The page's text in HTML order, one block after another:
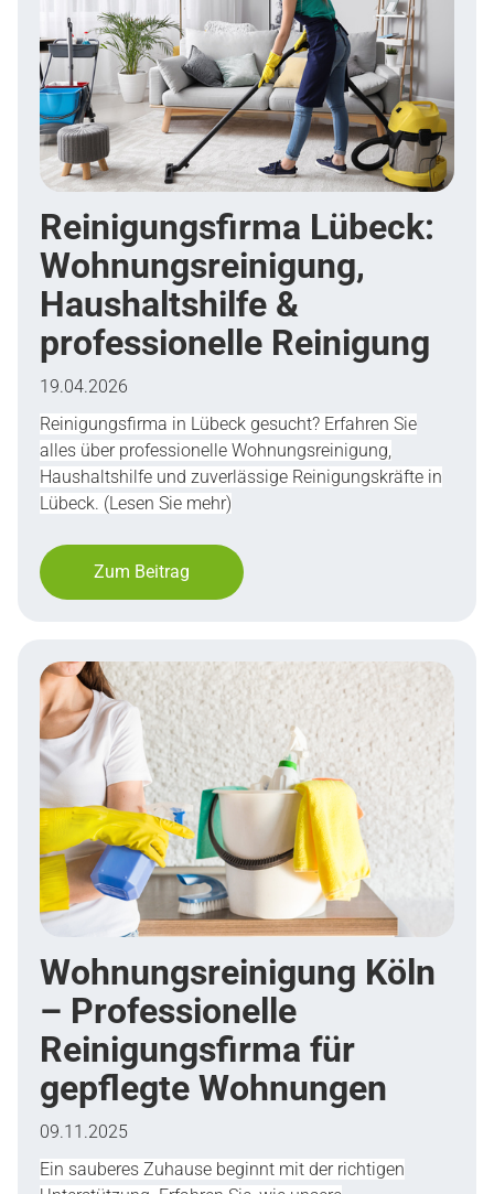
Reinigungsfirma Lübeck:
Wohnungsreinigung,
Haushaltshilfe &
professionelle Reinigung
19.04.2026
Reinigungsfirma in Lübeck gesucht? Erfahren Sie
alles über professionelle Wohnungsreinigung,
Haushaltshilfe und zuverlässige Reinigungskräfte in
Lübeck. (Lesen Sie mehr)
Zum Beitrag
Wohnungsreinigung Köln
– Professionelle
Reinigungsfirma für
gepflegte Wohnungen
09.11.2025
Ein sauberes Zuhause beginnt mit der richtigen